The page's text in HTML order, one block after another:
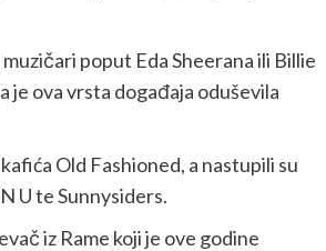
poput Eda Sheerana ili Billie
je ova vrsta događaja oduševila
Old Fashioned, a nastupili su
U te Sunnysiders.
iz Rame koji je ove godine